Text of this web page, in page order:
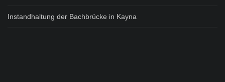
Instandhaltung der Bachbrücke in Kayna